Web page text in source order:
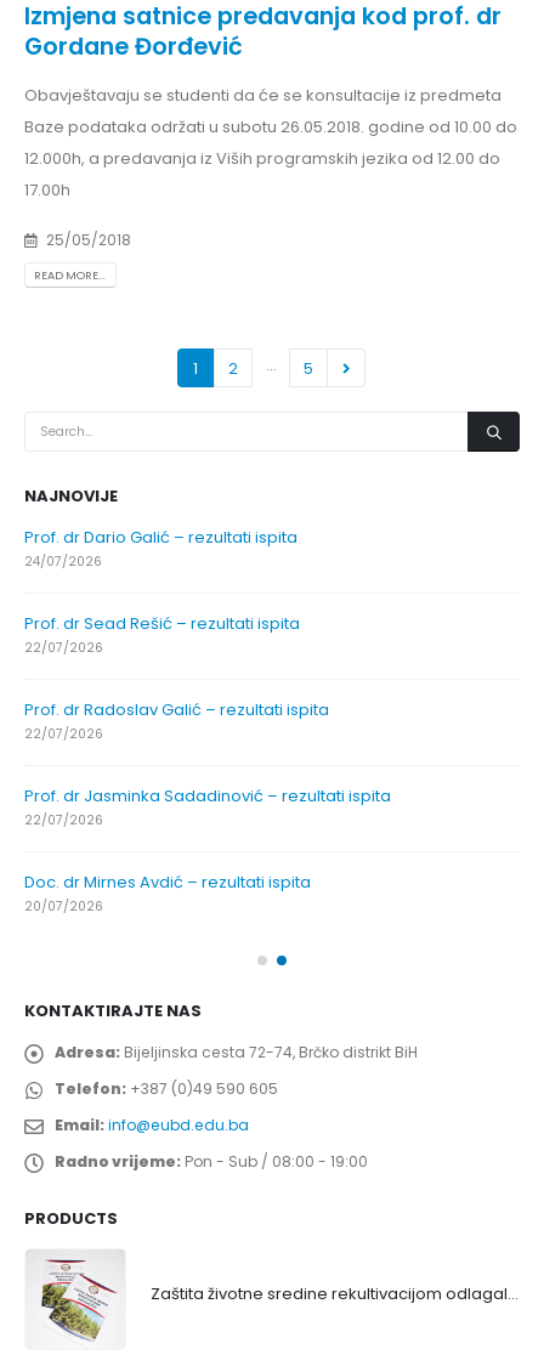
Izmjena satnice predavanja kod prof. dr
Gordane Đorđević
Obavještavaju se studenti da će se konsultacije iz predmeta
Baze podataka održati u subotu 26.05.2018. godine od 10.00 do
12.000h, a predavanja iz Viših programskih jezika od 12.00 do
17.00h
25/05/2018
READ MORE...
1 2 … 5
NAJNOVIJE
Prof. dr Dario Galić – rezultati ispita
24/07/2026
Prof. dr Sead Rešić – rezultati ispita
22/07/2026
Prof. dr Radoslav Galić – rezultati ispita
22/07/2026
Prof. dr Jasminka Sadadinović – rezultati ispita
22/07/2026
Doc. dr Mirnes Avdić – rezultati ispita
20/07/2026
KONTAKTIRAJTE NAS
Adresa: Bijeljinska cesta 72-74, Brčko distrikt BiH
Telefon: +387 (0)49 590 605
Email:info@eubd.edu.ba
Radno vrijeme: Pon - Sub / 08:00 - 19:00
PRODUCTS
Zaštita životne sredine rekultivacijom odlagališta